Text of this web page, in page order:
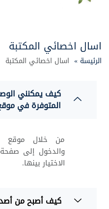
اسال اخصائي المكتبة
الرئيسة » اسال اخصائي المكتبة
كيف يمكنني
المتوفرة في
من خلال موقع
والدخول إلى
الاختيار بينها.
كيف أصبح من